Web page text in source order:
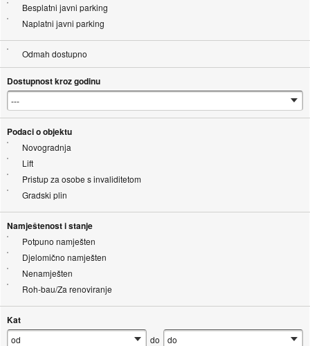
Besplatni javni parking
Naplatni javni parking
Odmah dostupno
Dostupnost kroz godinu
Podaci o objektu
Novogradnja
Lift
Pristup za osobe s invaliditetom
Gradski plin
Namještenost i stanje
Potpuno namješten
Djelomično namješten
Nenamješten
Roh-bau/Za renoviranje
Kat
do